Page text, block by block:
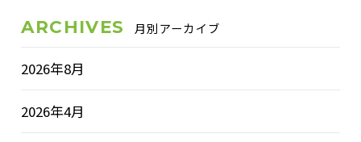
ARCHIVES 月別アーカイブ
2026年8月
2026年4月